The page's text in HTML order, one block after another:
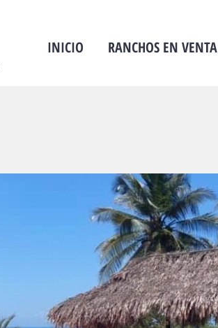
INICIO RANCHOS EN VENTA